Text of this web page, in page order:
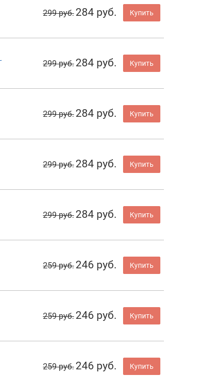
299 руб. 284 руб. Купить
299 руб. 284 руб. Купить
299 руб. 284 руб. Купить
299 руб. 284 руб. Купить
299 руб. 284 руб. Купить
259 руб. 246 руб. Купить
259 руб. 246 руб. Купить
259 руб. 246 руб. Купить